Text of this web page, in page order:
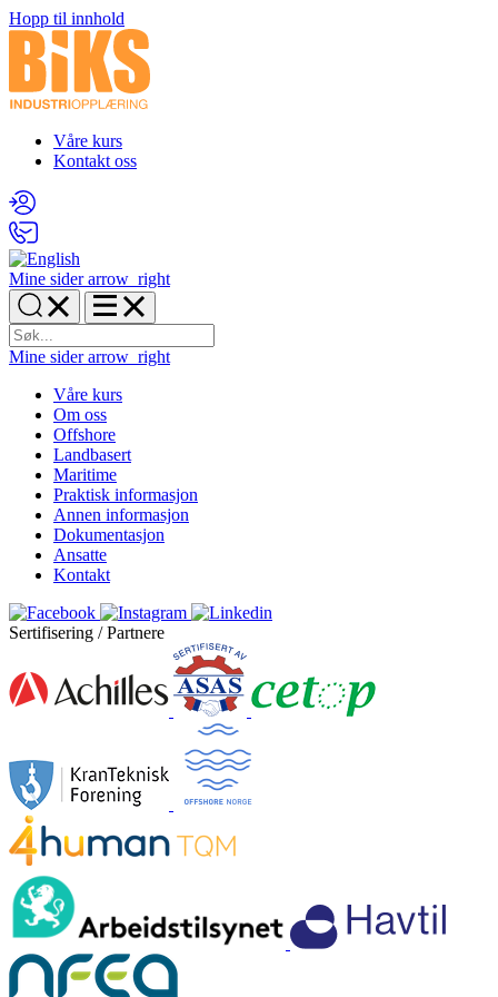
Hopp til innhold
Våre kurs
Kontakt oss
Mine sider arrow_right
Mine sider arrow_right
Våre kurs
Om oss
Offshore
Landbasert
Maritime
Praktisk informasjon
Annen informasjon
Dokumentasjon
Ansatte
Kontakt
Sertifisering / Partnere